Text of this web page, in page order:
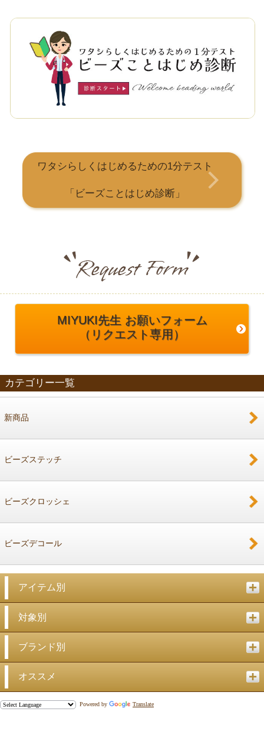
ワタシらしくはじめるための1分テスト
「ビーズことはじめ診断」
MIYUKI先生 お願いフォーム
（リクエスト専用）
カテゴリー一覧
新商品
ビーズステッチ
ビーズクロッシェ
ビーズデコール
アイテム別
対象別
ブランド別
オススメ
Powered by Translate